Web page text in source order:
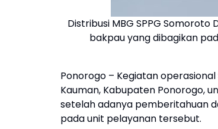
Distribusi MBG SPPG
bakpau yang dibagikan
Ponorogo – Kegiatan
Kauman, Kabupaten Ponorogo,
setelah adanya pemberitahuan
pada unit pelayanan tersebut.